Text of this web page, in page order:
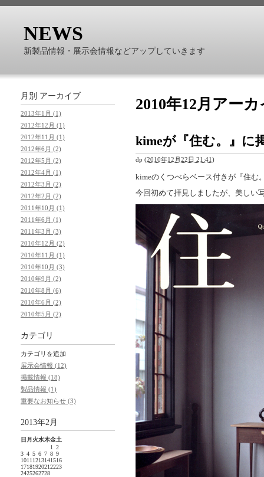
NEWS
新製品情報・展示会情報などアップしていきます
2010年12月アー
kimeが『住む。』に
dp (2010年12月22日 21:41)
kimeのくつべらベース付きが『住む
今回初めて拝見しましたが、美しい
月別 アーカイブ
2013年1月 (1)
2012年12月 (1)
2012年11月 (1)
2012年6月 (2)
2012年5月 (2)
2012年4月 (1)
2012年3月 (2)
2012年2月 (2)
2011年10月 (1)
2011年6月 (1)
2011年3月 (3)
2010年12月 (2)
2010年11月 (1)
2010年10月 (3)
2010年9月 (2)
2010年8月 (6)
2010年6月 (2)
2010年5月 (2)
カテゴリ
カテゴリを追加
展示会情報 (12)
掲載情報 (18)
製品情報 (1)
重要なお知らせ (3)
2013年2月
日 月 火水木金土
1
2
3 4 5 6 7 8 9
1011 1213141516
17181920212223
2425262728